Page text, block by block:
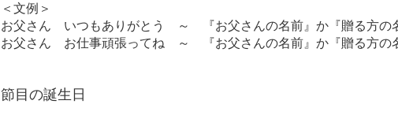
＜文例＞
お父さん いつもありがとう ～ 『お父さんの名前』か『贈る方の
お父さん お仕事頑張ってね ～ 『お父さんの名前』か『贈る方の
節目の誕生日